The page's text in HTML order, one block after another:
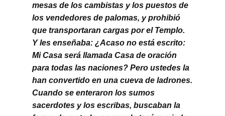
mesas de los cambistas y los puestos de
los vendedores de palomas, y prohibió
que transportaran cargas por el Templo.
Y les enseñaba: ¿Acaso no está escrito:
Mi Casa será llamada Casa de oración
para todas las naciones? Pero ustedes la
han convertido en una cueva de ladrones.
Cuando se enteraron los sumos
sacerdotes y los escribas, buscaban la